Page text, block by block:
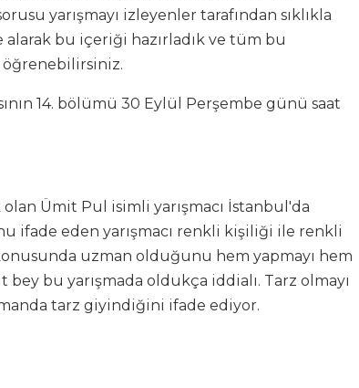
yarışmayı izleyenler tarafından sıklıkla
bu içeriği hazırladık ve tüm bu
öğrenebilirsiniz.
14. bölümü 30 Eylül Perşembe günü saat
Ümit Pul isimli yarışmacı İstanbul'da
ifade eden yarışmacı renkli kişiliği ile renkli
uzman olduğunu hem yapmayı hem
bu yarışmada oldukça iddialı. Tarz olmayı
tarz giyindiğini ifade ediyor.